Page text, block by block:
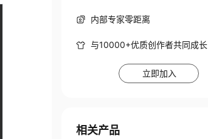
内部专家零距离
与10000+优质创作者共同成长
立即加入
相关产品